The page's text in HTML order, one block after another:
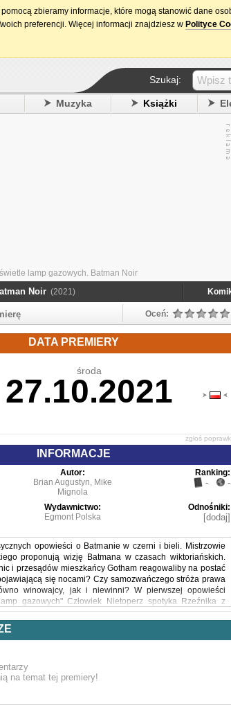
15. urodziny DataPremiery.pl
Szukaj:
Muzyka Książki
lamp gazowych. Batman Noir
Noir (2021)
Oceń:
DATA PREMIERY
środa
27.10.2021
zgłoś
INFORMACJE
Autor:
Brian Augustyn, Mike
Mignola
Ranking:
- -
Wydawnictwo:
Egmont Polska
Odnośniki:
[dodaj]
opowieści o Batmanie w czerni i bieli. Mistrzowie
proponują wizję Batmana w czasach wiktoriańskich.
i przesądów mieszkańcy Gotham reagowaliby na postać
się nocami? Czy samozwańczego stróża prawa
winowajcy, jak i niewinni? W pierwszej opowieści
gazowych" Człowiek Nietoperz spotyka Rzeźnika z
do rzeczywistości – udaje mu się go
historii "Pan przyszłości" musi zmierzyć się z szalonym
powstrzymać Gotham przed wkroczeniem w XX wiek.
od wydawcy.
na temat tej premiery!
zbieramy informacje, które mogą stanowić dane
preferencji. Więcej informacji znajdziesz w Polityce